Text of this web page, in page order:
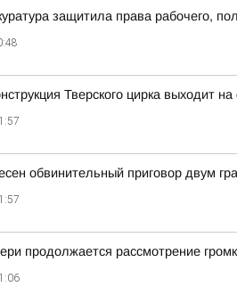
защитила права рабочего,
Тверского цирка выходит
обвинительный приговор двум
продолжается рассмотрение